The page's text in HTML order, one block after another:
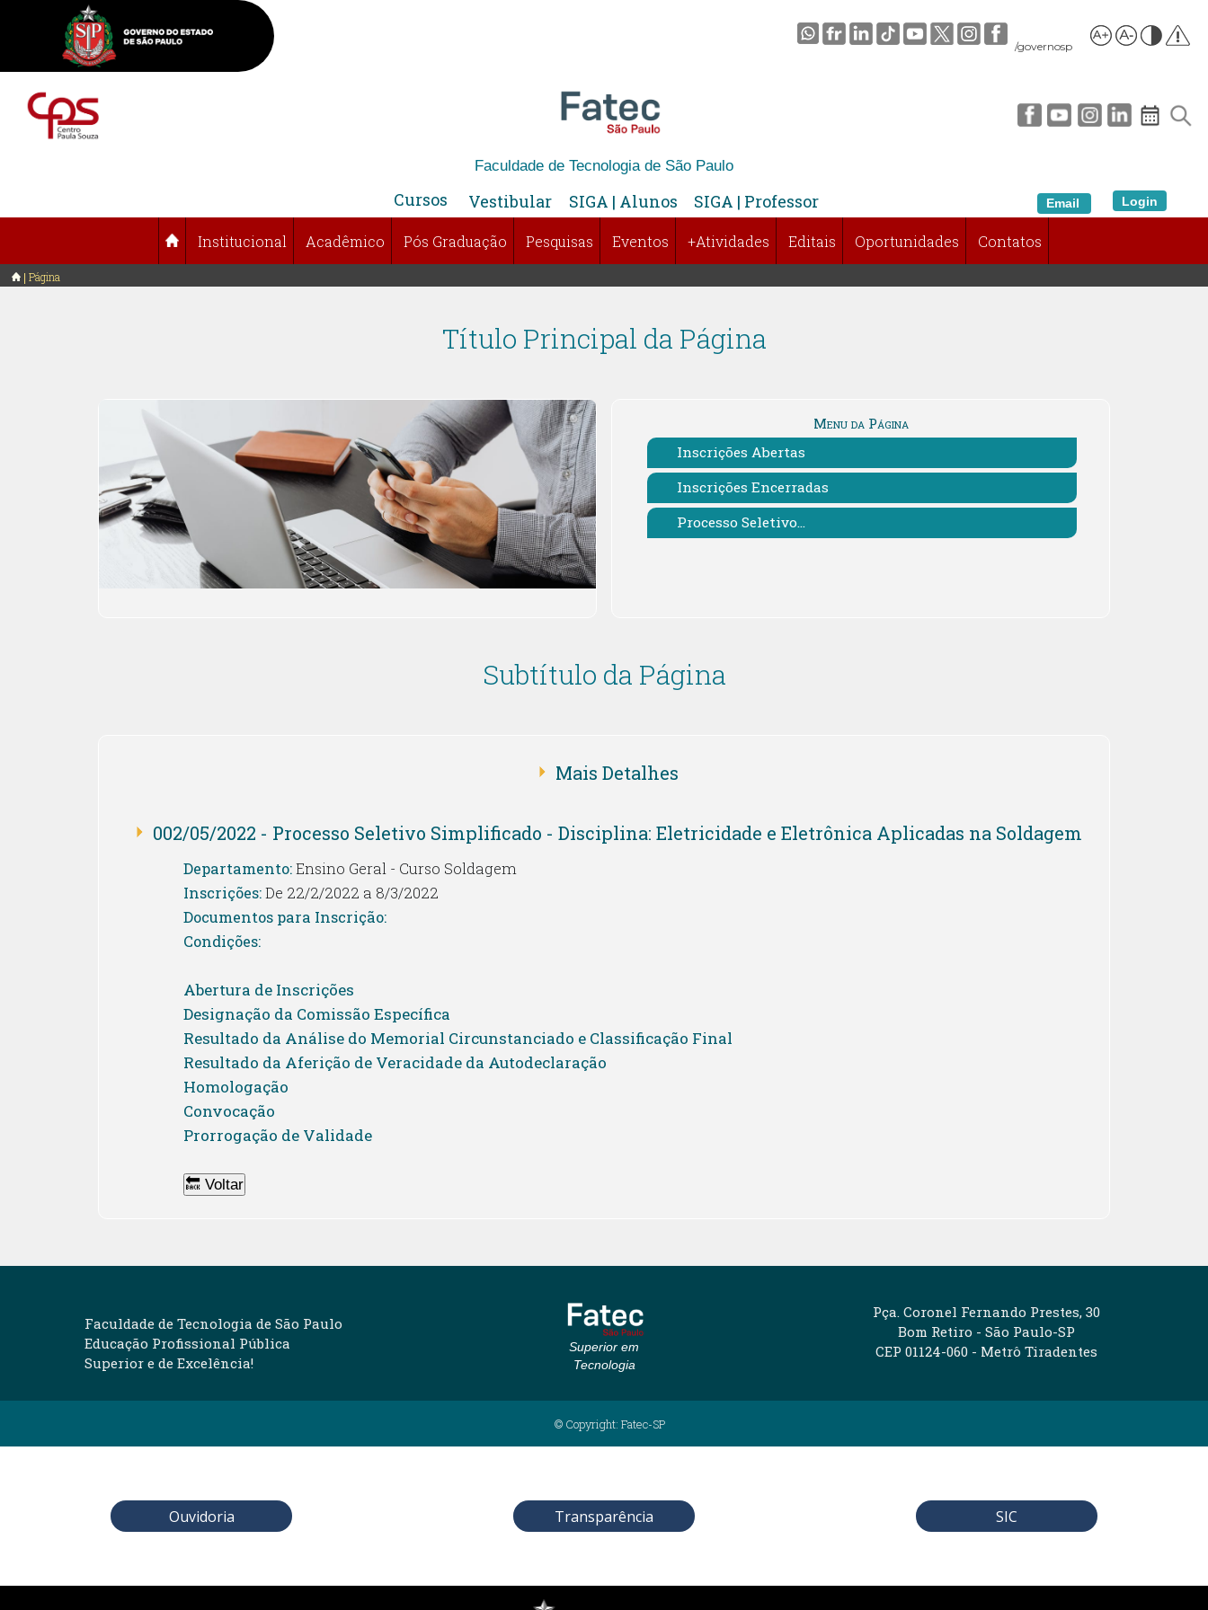
/governosp
Email
Faculdade de Tecnologia de São Paulo
Cursos Vestibular SIGA | Alunos SIGA | Professor
Institucional Acadêmico Pós Graduação Pesquisas Eventos +Atividades Editais Oportunidades Contatos
Login
Página
Título Principal da Página
Menu da Página
Inscrições Abertas
Inscrições Encerradas
Processo Seletivo...
Subtítulo da Página
Mais Detalhes
002/05/2022 - Processo Seletivo Simplificado - Disciplina: Eletricidade e Eletrônica Aplicadas na Soldagem
Departamento:Ensino Geral - Curso Soldagem
Inscrições:De 22/2/2022 a 8/3/2022
Documentos para Inscrição:
Condições:
Abertura de Inscrições
Designação da Comissão Específica
Resultado da Análise do Memorial Circunstanciado e Classificação Final
Resultado da Aferição de Veracidade da Autodeclaração
Homologação
Convocação
Prorrogação de Validade
🔙 Voltar
Superior em
Tecnologia
Faculdade de Tecnologia de São Paulo
Educação Profissional Pública
Superior e de Excelência!
Pça. Coronel Fernando Prestes, 30
Bom Retiro - São Paulo-SP
CEP 01124-060 - Metrô Tiradentes
© Copyright: Fatec-SP
Ouvidoria Transparência SIC